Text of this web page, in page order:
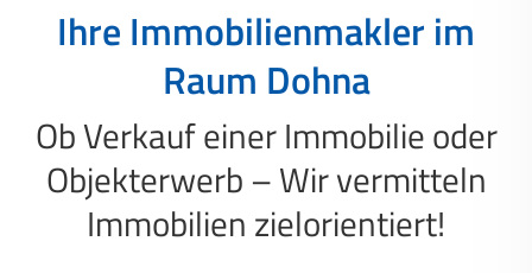
Ihre Immobilienmakler im
Raum Dohna
Ob Verkauf einer Immobilie oder
Objekterwerb – Wir vermitteln
Immobilien zielorientiert!